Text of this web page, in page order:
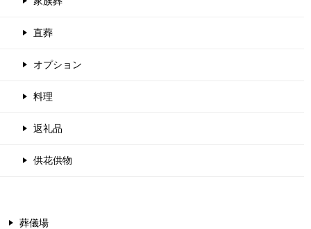
直葬
オプション
料理
返礼品
供花供物
葬儀場